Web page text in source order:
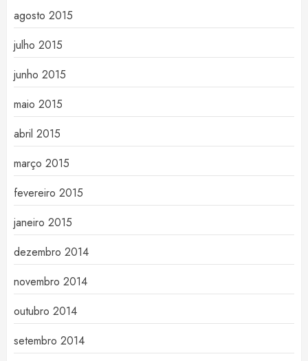
agosto 2015
julho 2015
junho 2015
maio 2015
abril 2015
março 2015
fevereiro 2015
janeiro 2015
dezembro 2014
novembro 2014
outubro 2014
setembro 2014